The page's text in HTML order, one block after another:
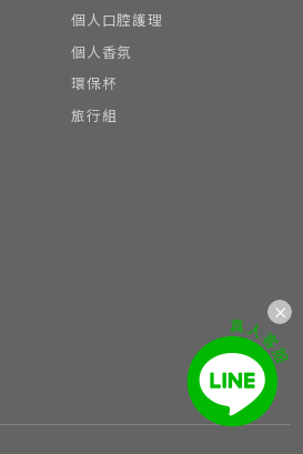
個人口腔護理
個人香氛
環保杯
旅行組